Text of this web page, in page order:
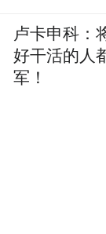
卢卡申科：
好干活的人
军！